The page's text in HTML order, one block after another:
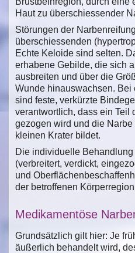
Haut zu überschiessender
Störungen der
überschiessenden
Echte Keloide sind selten.
erhabene Gebilde, die sich
ausbreiten und über die
Wunde hinauswachsen.
sind feste, verkürzte
verantwortlich, dass ein Teil
gezogen wird und die
kleinen Krater bildet.
Die individuelle
(verbreitert, verdickt,
und
der betroffenen
Medikamentöse
Grundsätzlich gilt hier: Je
äußerlich behandelt wird,